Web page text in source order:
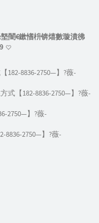
闇€鏉愭枡锛熺數璇濆彿
182-8836-2750—】?薇-
式【182-8836-2750—】?薇-
2750—】?薇-
8836-2750—】?薇-